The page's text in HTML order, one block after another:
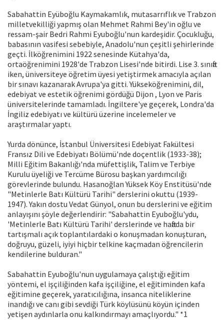
Sabahattin Eyüboğlu Kaymakamlık, mutasarrıflık ve Trabzon
milletvekilliği yapmış olan Mehmet Rahmi Bey'in oğlu ve
ressam-şair Bedri Rahmi Eyuboğlu'nun kardeşidir. Çocukluğu,
babasının vasifesi sebebiyle, Anadolu'nun çeşitli şehirlerinde
geçti. İlköğrenimini 1922 senesinde Kütahya'da,
ortaöğrenimini 1928'de Trabzon Lisesi'nde bitirdi. Lise 3. sınıfta
iken, üniversiteye öğretim üyesi yetiştirmek amacıyla açılan
bir sınavı kazanarak Avrupa'ya gitti. Yükseköğrenimini, dil,
edebiyat ve estetik öğrenimi gördüğü Dijon , Lyon ve Paris
üniversitelerinde tamamladı. İngiltere'ye geçerek, Londra'da
İngiliz edebiyatı ve kültürü üzerine incelemeler ve
araştırmalar yaptı.
Yurda dönünce, İstanbul Üniversitesi Edebiyat Fakültesi
Fransız Dili ve Edebiyatı Bölümü'nde doçentlik (1933-38);
Milli Eğitim Bakanlığı'nda müfettişlik, Talim ve Terbiye
Kurulu üyeliği ve Tercüme Bürosu başkan yardımcılığı
görevlerinde bulundu. Hasanoğlan Yüksek Köy Enstitüsü'nde
"Metinlerle Batı Kültürü Tarihi" derslerini okuttu (1939-
1947). Yakın dostu Vedat Günyol, onun bu derslerini ve eğitim
anlayışını şöyle değerlendirir: "Sabahattin Eyuboğlu'ydu,
'Metinlerle Batı Kültürü Tarihi' derslerinde ve haftada bir
tartışmalı açık toplantılardaki o konuşmadan konuşturan,
doğruyu, güzeli, iyiyi hiçbir telkine kaçmadan öğrencilerin
kendilerine bulduran."
Sabahattin Eyuboğlu'nun uygulamaya çalıştığı eğitim
yöntemi, el işçiliğinden kafa işçiliğine, el eğitiminden kafa
eğitimine geçerek, yaratıcılığına, insanca niteliklerine
inandığı ve canı gibi sevdiği Türk köylüsünü köyün içinden
yetişen aydınlarla onu kalkındırmayı amaçlıyordu." *1